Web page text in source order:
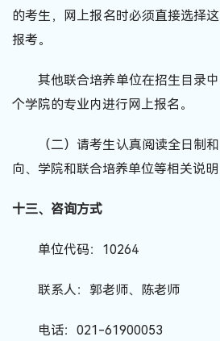
的考生，网上报名时必须直接选择
报考。
其他联合培养单位在招生目录
个学院的专业内进行网上报名。
（二）请考生认真阅读全日制
向、学院和联合培养单位等相关说明
十三、咨询方式
单位代码：10264
联系人：郭老师、陈老师
电话：021-61900053